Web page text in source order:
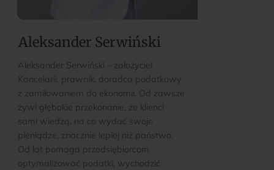
Aleksander Serwiński
Aleksander Serwiński – założyciel
Kancelarii, prawnik, doradca podatkowy
z zamiłowaniem do ekonomii. Od zawsze
żywi głębokie przekonanie, że klienci
sami wiedzą, na co wydać swoje
pieniądze, znacznie lepiej niż państwo.
Od lat pomaga przedsiębiorcom
optymalizować podatki, wychodzić